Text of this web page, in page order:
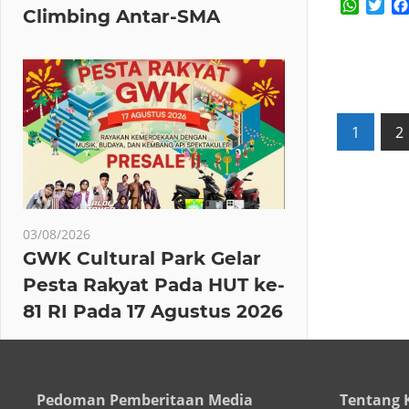
Posts
1 2
Climbing Antar-SMA
03/08/2026
GWK Cultural Park Gelar
Pesta Rakyat Pada HUT ke-
81 RI Pada 17 Agustus 2026
Pedoman Pemberitaan Media Tentang